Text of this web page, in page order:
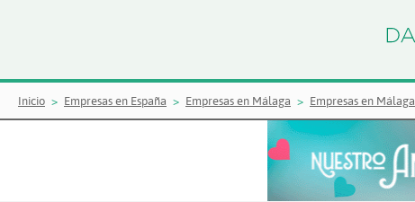
Inicio Empresas en España Empresas en Málaga Empresas en Málaga